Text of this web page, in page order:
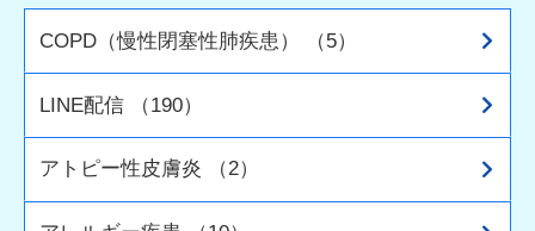
COPD（慢性閉塞性肺疾患） （5）
LINE配信 （190）
アトピー性皮膚炎 （2）